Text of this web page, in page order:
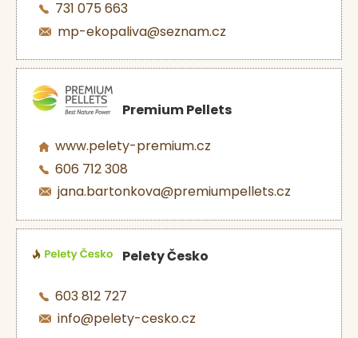
731 075 663
mp-ekopaliva@seznam.cz
Premium Pellets
www.pelety-premium.cz
606 712 308
jana.bartonkova@premiumpellets.cz
Pelety Česko
603 812 727
info@pelety-cesko.cz